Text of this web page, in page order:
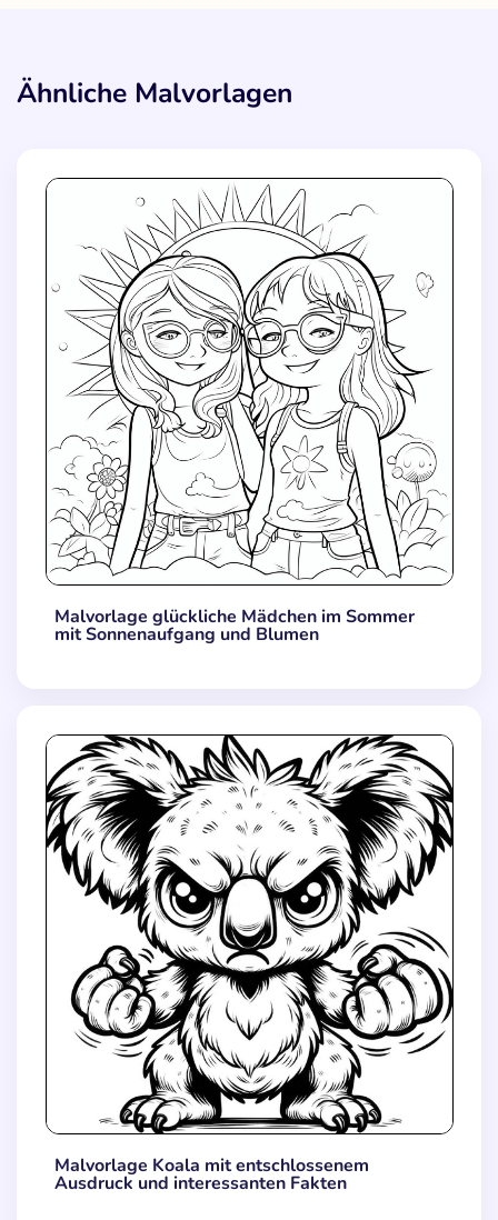
Ähnliche Malvorlagen
Malvorlage glückliche Mädchen im Sommer
mit Sonnenaufgang und Blumen
Malvorlage Koala mit entschlossenem
Ausdruck und interessanten Fakten